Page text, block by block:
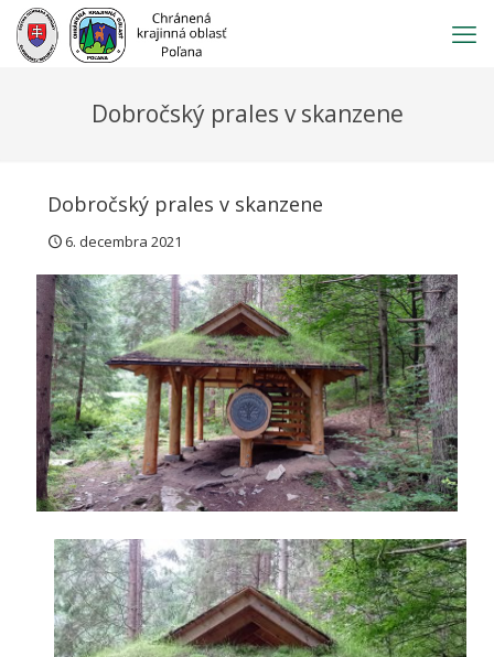
Prejsť
obsah
Dobročský prales v skanzene
Dobročský prales v skanzene
6. decembra 2021